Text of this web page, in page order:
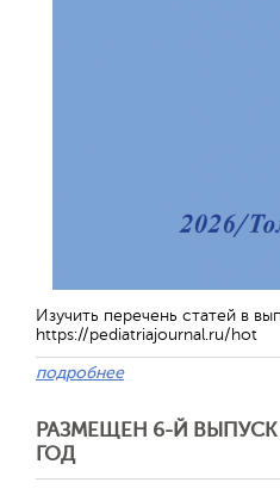
Изучить перечень статей в
https://pediatriajournal.ru/hot
подробнее
РАЗМЕЩЕН 6-Й ВЫПУСК
ГОД